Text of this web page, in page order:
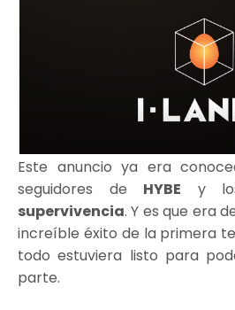
Este anuncio ya era
seguidores de HYBE y
supervivencia. Y es que era
increíble éxito de la primera
todo estuviera listo para
parte.